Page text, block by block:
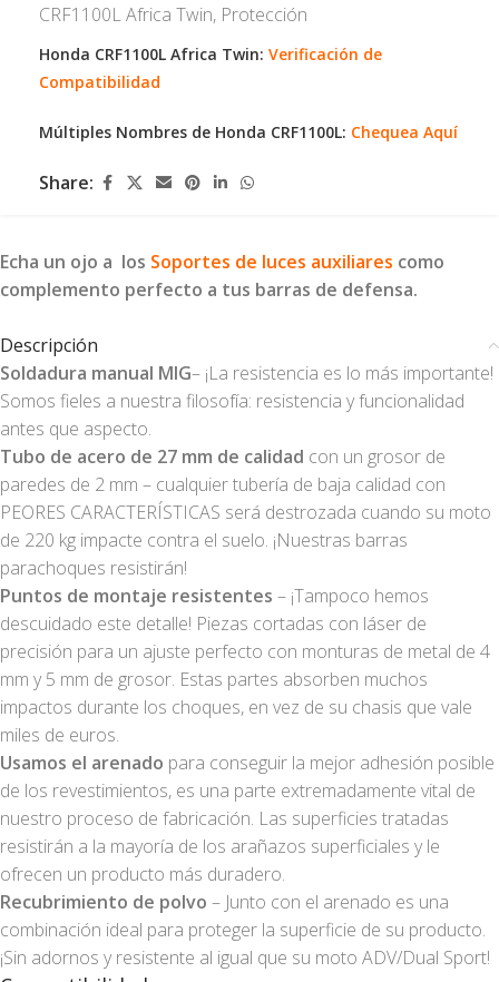
CRF1100L Africa Twin, Protección
Honda CRF1100L Africa Twin: Verificación de
Compatibilidad
Múltiples Nombres de Honda CRF1100L: Chequea Aquí
Share:
Echa un ojo a los Soportes de luces auxiliares como
complemento perfecto a tus barras de defensa.
Descripción
Soldadura manual MIG– ¡La resistencia es lo más importante!
Somos fieles a nuestra filosofía: resistencia y funcionalidad
antes que aspecto.
Tubo de acero de 27 mm de calidad con un grosor de
paredes de 2 mm – cualquier tubería de baja calidad con
PEORES CARACTERÍSTICAS será destrozada cuando su moto
de 220 kg impacte contra el suelo. ¡Nuestras barras
parachoques resistirán!
Puntos de montaje resistentes – ¡Tampoco hemos
descuidado este detalle! Piezas cortadas con láser de
precisión para un ajuste perfecto con monturas de metal de 4
mm y 5 mm de grosor. Estas partes absorben muchos
impactos durante los choques, en vez de su chasis que vale
miles de euros.
Usamos el arenado para conseguir la mejor adhesión posible
de los revestimientos, es una parte extremadamente vital de
nuestro proceso de fabricación. Las superficies tratadas
resistirán a la mayoría de los arañazos superficiales y le
ofrecen un producto más duradero.
Recubrimiento de polvo – Junto con el arenado es una
combinación ideal para proteger la superficie de su producto.
¡Sin adornos y resistente al igual que su moto ADV/Dual Sport!